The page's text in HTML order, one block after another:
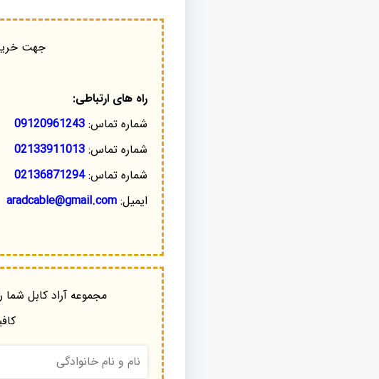
جهت
راه های ارتباطی:
شماره تماس: 09120961243
شماره تماس: 02133911013
شماره تماس:02136871294
ایمیل: aradcable@gmail.com
مجموعه آراد کابل